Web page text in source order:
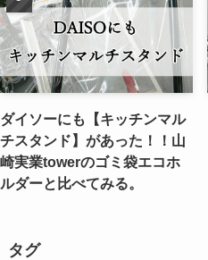
ダイソーにも【キッチンマル
チスタンド】があった！！山
崎実業towerのゴミ袋エコホ
ルダーと比べてみる。
タグ